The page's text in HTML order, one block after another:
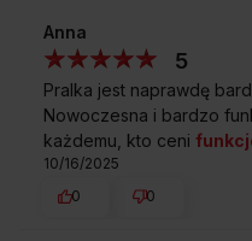
Anna
5
Pralka jest naprawdę
Nowoczesna i bardzo
każdemu, kto ceni
10/16/2025
0
0